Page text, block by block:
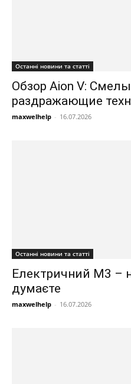
Останні новини та статті
Обзор Aion V:
раздражающие
maxwelhelp - 16.07.2026
Останні новини та статті
Електричний M3 –
думаєте
maxwelhelp - 16.07.2026